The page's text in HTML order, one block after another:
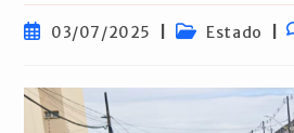
Post03/07/2025
Categoria
Estado